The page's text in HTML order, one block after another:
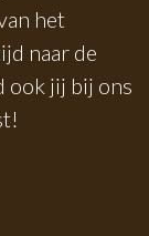
het
naar de
ook jij bij ons